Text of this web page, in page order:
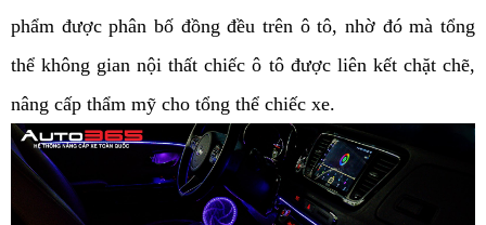
phẩm được phân bố đồng đều trên ô tô, nhờ đó mà tổng
thể không gian nội thất chiếc ô tô được liên kết chặt chẽ,
nâng cấp thẩm mỹ cho tổng thể chiếc xe.